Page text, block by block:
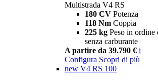
Multistrada V4 RS
180 CV Potenza
118 Nm Coppia
225 kg Peso in ordine
senza carburante
A partire da 39.790 € i
Configura Scopri di più
new V4 RS 100